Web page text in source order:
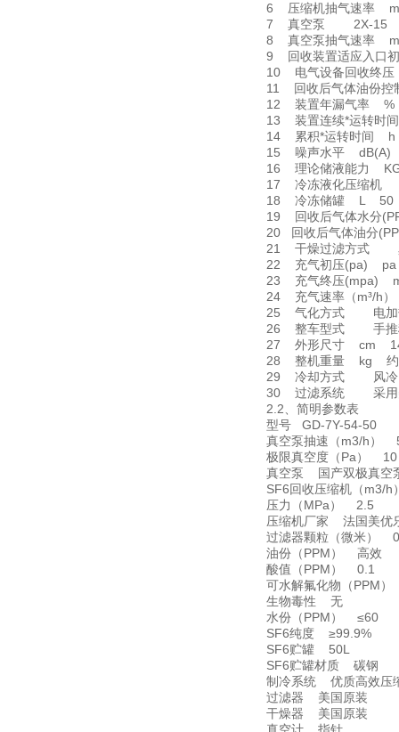
6 压缩机抽气速率
7 真空泵 2X-15
8 真空泵抽气速率
9 回收装置适应入口
10 电气设备回收终
11 回收后气体油份
12 装置年漏气率
13 装置连续*运转
14 累积*运转时间
15 噪声水平 dB(A)
16 理论储液能力
17 冷冻液化压缩
18 冷冻储罐 L 50
19 回收后气体水分
20 回收后气体油分
21 干燥过滤方式
22 充气初压(pa)
23 充气终压(mpa)
24 充气速率（m³/h
25 气化方式 电加
26 整车型式 手推
27 外形尺寸 cm
28 整机重量 kg 约
29 冷却方式 风冷
30 过滤系统 采用美
2.2、简明参数表
型号 GD-7Y-54-50
真空泵抽速（m3/h）
极限真空度（Pa） 10
真空泵 国产双极真空
SF6回收压缩机（m3/
压力（MPa） 2.5
压缩机厂家 法国美优
过滤器颗粒（微米）
油份（PPM） 高效
酸值（PPM） 0.1
可水解氟化物（PPM
生物毒性 无
水份（PPM） ≤60
SF6纯度 ≥99.9%
SF6贮罐 50L
SF6贮罐材质 碳钢
制冷系统 优质高效压
过滤器 美国原装
干燥器 美国原装